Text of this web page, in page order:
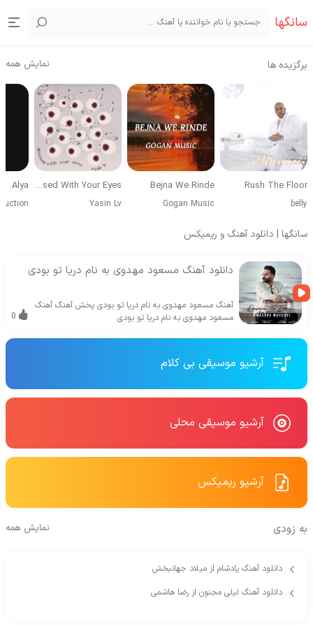
سانگها
برگزیده ها نمایش همه
Rush The Floor
belly
Bejna We Rinde
Gogan Music
Obsessed With Your Eyes
Yasin Lv
Alya
سانگها | دانلود آهنگ و ریمیکس
دانلود آهنگ مسعود مهدوی به نام دریا تو بودی
آهنگ مسعود مهدوی به نام دریا تو بودی پخش آهنگ آهنگ
مسعود مهدوی به نام دریا تو بودی
0
آرشیو موسیقی بی کلام
آرشیو موسیقی محلی
آرشیو ریمیکس
به زودی نمایش همه
دانلود آهنگ یادشام از میلاد جهانبخش
دانلود آهنگ لیلی مجنون از رضا هاشمی